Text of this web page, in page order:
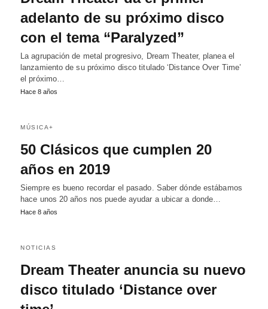
adelanto de su próximo disco
con el tema “Paralyzed”
La agrupación de metal progresivo, Dream Theater, planea el
lanzamiento de su próximo disco titulado ‘Distance Over Time’
el próximo…
Hace 8 años
MÚSICA+
50 Clásicos que cumplen 20
años en 2019
Siempre es bueno recordar el pasado. Saber dónde estábamos
hace unos 20 años nos puede ayudar a ubicar a donde…
Hace 8 años
NOTICIAS
Dream Theater anuncia su nuevo
disco titulado ‘Distance over